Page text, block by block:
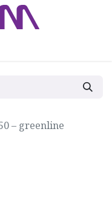
– greenline